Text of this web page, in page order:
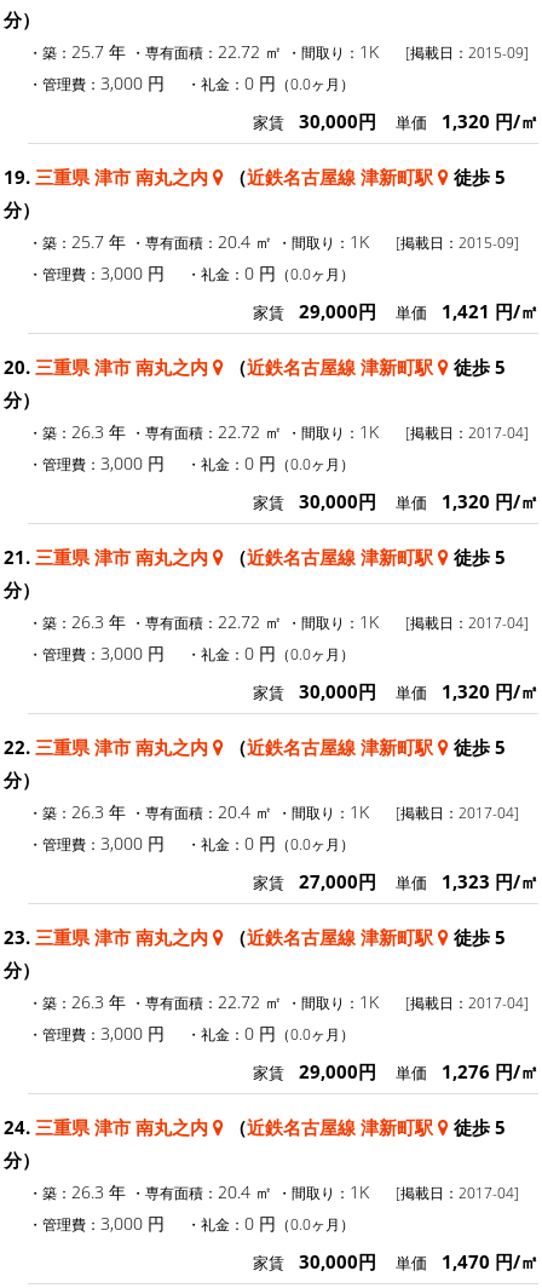
分）
・築： 25.7 年 ・専有面積： 22.72 ㎡ ・間取り： 1K
[掲載日：2015-09]
・管理費： 3,000 円 ・礼金： 0 円 （0.0ヶ月）
家賃 30,000円 単価 1,320 円/㎡
19. 三重県 津市 南丸之内 （近鉄名古屋線 津新町駅
徒歩 5
分）
・築： 25.7 年 ・専有面積： 20.4 ㎡ ・間取り： 1K
[掲載日：2015-09]
・管理費： 3,000 円 ・礼金： 0 円 （0.0ヶ月）
家賃 29,000円 単価 1,421 円/㎡
20. 三重県 津市 南丸之内 （近鉄名古屋線 津新町駅
徒歩 5
分）
・築： 26.3 年 ・専有面積： 22.72 ㎡ ・間取り： 1K
[掲載日：2017-04]
・管理費： 3,000 円 ・礼金： 0 円 （0.0ヶ月）
家賃 30,000円 単価 1,320 円/㎡
21. 三重県 津市 南丸之内 （近鉄名古屋線 津新町駅
徒歩 5
分）
・築： 26.3 年 ・専有面積： 22.72 ㎡ ・間取り： 1K
[掲載日：2017-04]
・管理費： 3,000 円 ・礼金： 0 円 （0.0ヶ月）
家賃 30,000円 単価 1,320 円/㎡
22. 三重県 津市 南丸之内 （近鉄名古屋線 津新町駅
徒歩 5
分）
・築： 26.3 年 ・専有面積： 20.4 ㎡ ・間取り： 1K
[掲載日：2017-04]
・管理費： 3,000 円 ・礼金： 0 円 （0.0ヶ月）
家賃 27,000円 単価 1,323 円/㎡
23. 三重県 津市 南丸之内 （近鉄名古屋線 津新町駅
徒歩 5
分）
・築： 26.3 年 ・専有面積： 22.72 ㎡ ・間取り： 1K
[掲載日：2017-04]
・管理費： 3,000 円 ・礼金： 0 円 （0.0ヶ月）
家賃 29,000円 単価 1,276 円/㎡
24. 三重県 津市 南丸之内 （近鉄名古屋線 津新町駅
徒歩 5
分）
・築： 26.3 年 ・専有面積： 20.4 ㎡ ・間取り： 1K
[掲載日：2017-04]
・管理費： 3,000 円 ・礼金： 0 円 （0.0ヶ月）
家賃 30,000円 単価 1,470 円/㎡